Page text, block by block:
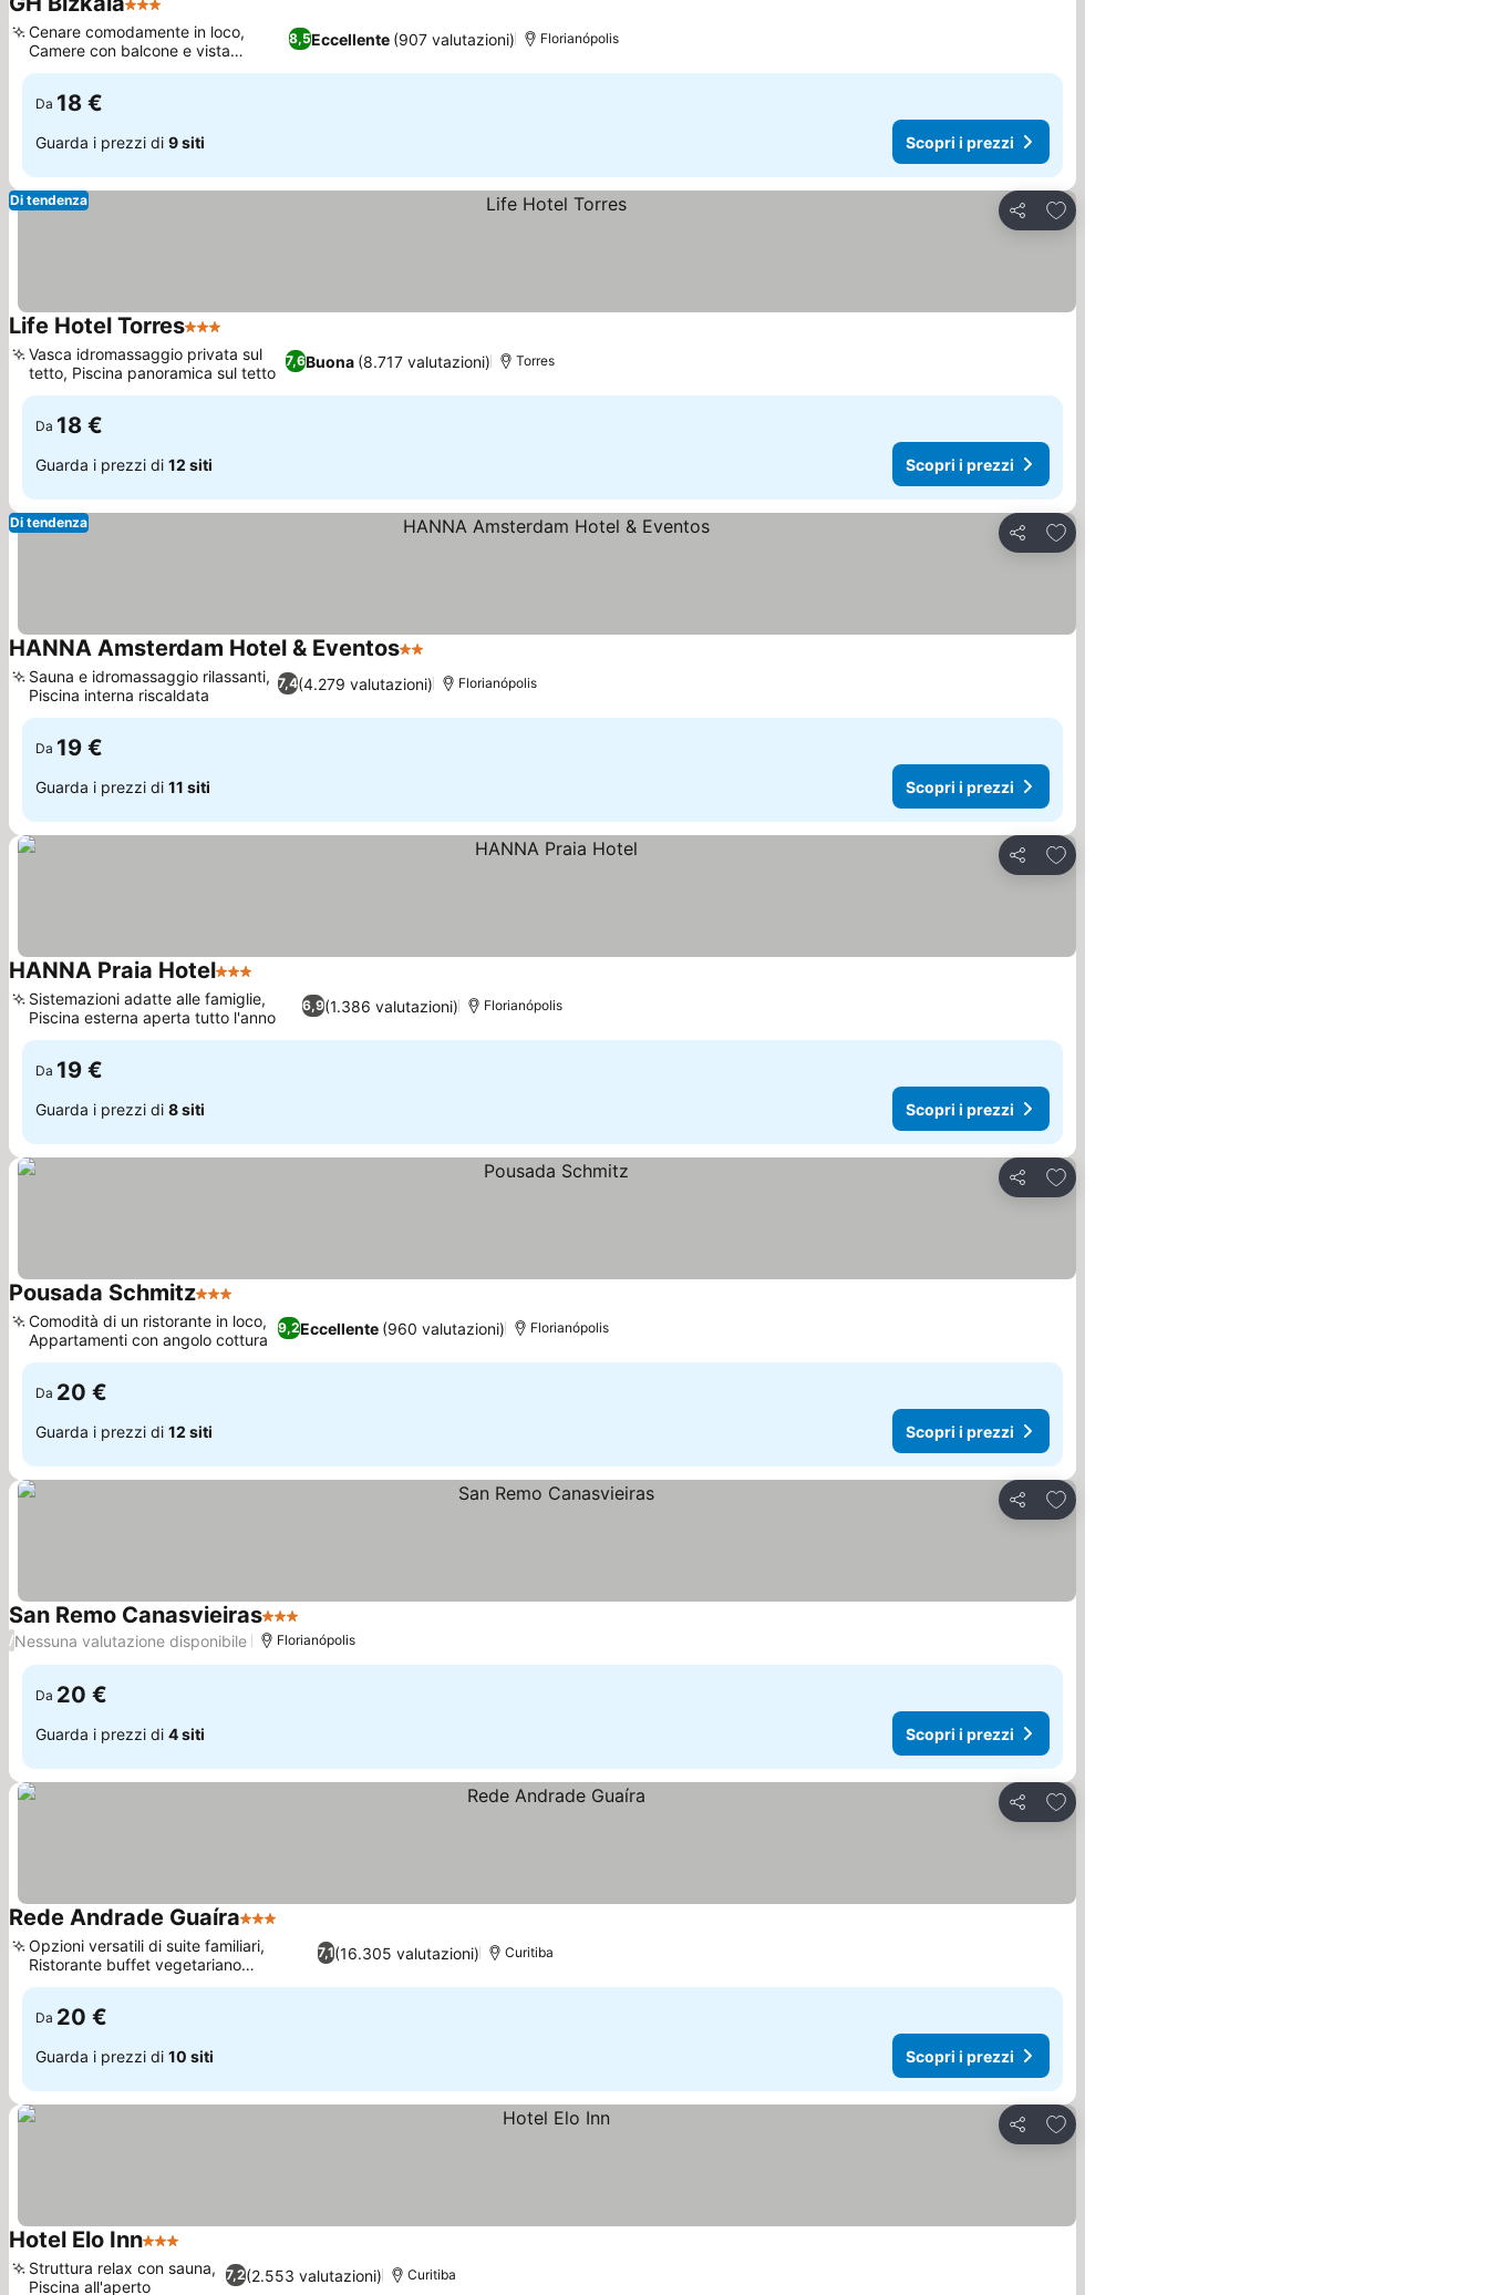
3 Stelle
8,5Eccellente (907 valutazioni)
Cenare comodamente in loco,
Camere con balcone e vista
panoramica
Florianópolis
Da 18 €
Guarda i prezzi di 9 siti Scopri i prezzi
Condividi
Aggiungi ai preferiti
Di tendenza
Life Hotel Torres3 Stelle
7,6Buona (8.717 valutazioni)
Vasca idromassaggio privata sul
tetto, Piscina panoramica sul tetto
Torres
Da 18 €
Guarda i prezzi di 12 siti Scopri i prezzi
Condividi
Aggiungi ai preferiti
Di tendenza
HANNA Amsterdam Hotel & Eventos2 Stelle
7,4(4.279 valutazioni)
Sauna e idromassaggio rilassanti,
Piscina interna riscaldata
Florianópolis
Da 19 €
Guarda i prezzi di 11 siti Scopri i prezzi
Condividi
Aggiungi ai preferiti
HANNA Praia Hotel3 Stelle
6,9(1.386 valutazioni)
Sistemazioni adatte alle famiglie,
Piscina esterna aperta tutto l'anno
Florianópolis
Da 19 €
Guarda i prezzi di 8 siti Scopri i prezzi
Condividi
Aggiungi ai preferiti
Pousada Schmitz3 Stelle
9,2Eccellente (960 valutazioni)
Comodità di un ristorante in loco,
Appartamenti con angolo cottura
Florianópolis
Da 20 €
Guarda i prezzi di 12 siti Scopri i prezzi
Condividi
Aggiungi ai preferiti
San Remo Canasvieiras3 Stelle
/Nessuna valutazione disponibile Florianópolis
Da 20 €
Guarda i prezzi di 4 siti Scopri i prezzi
Condividi
Aggiungi ai preferiti
Rede Andrade Guaíra3 Stelle
7,1(16.305 valutazioni)
Opzioni versatili di suite familiari,
Ristorante buffet vegetariano
stagionale
Curitiba
Da 20 €
Guarda i prezzi di 10 siti Scopri i prezzi
Condividi
Aggiungi ai preferiti
Hotel Elo Inn3 Stelle
7,2(2.553 valutazioni)
Struttura relax con sauna,
Piscina all'aperto
Curitiba